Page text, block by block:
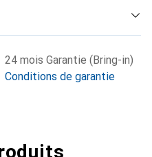
24 mois Garantie (Bring-in)
Conditions de garantie